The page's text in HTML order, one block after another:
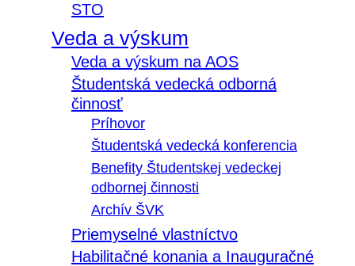
STO
Veda a výskum
Veda a výskum na AOS
Študentská vedecká odborná
činnosť
Príhovor
Študentská vedecká konferencia
Benefity Študentskej vedeckej
odbornej činnosti
Archív ŠVK
Priemyselné vlastníctvo
Habilitačné konania a Inauguračné